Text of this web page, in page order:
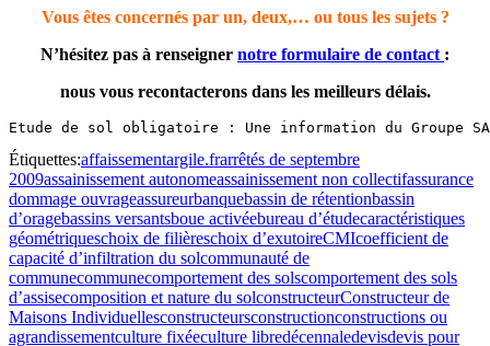
Vous êtes concernés par un, deux,… ou tous les sujets ?
N’hésitez pas à renseigner notre formulaire de contact :
nous vous recontacterons dans les meilleurs délais.
Etude de sol obligatoire : Une information du Groupe
Étiquettes:affaissementargile.frarrêtés de septembre
2009assainissement autonomeassainissement non collectifassurance
dommage ouvrageassureurbanquebassin de rétentionbassin
d’oragebassins versantsboue activéebureau d’étudecaractéristiques
géométriqueschoix de filièreschoix d’exutoireCMIcoefficient de
capacité d’infiltration du solcommunauté de
communecommunecomportement des solscomportement des sols
d’assisecomposition et nature du solconstructeurConstructeur de
Maisons Individuellesconstructeursconstructionconstructions ou
agrandissementculture fixéeculture libredécennaledevisdevis pour